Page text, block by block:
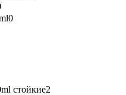
0
стойкие2